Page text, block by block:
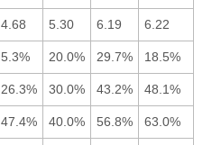
4.68 5.30 6.19 6.22
5.3% 20.0% 29.7% 18.5%
26.3% 30.0% 43.2% 48.1%
47.4% 40.0% 56.8% 63.0%